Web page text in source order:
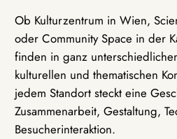
Ob Kulturzentrum in Wien,
oder Community Space in der
finden in ganz
kulturellen und thematischen
jedem Standort steckt eine
Zusammenarbeit, Gestaltung,
Besucherinteraktion.